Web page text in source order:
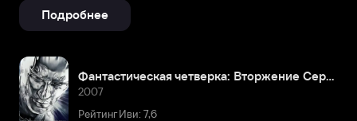
Подробнее
Фантастическая четверка: Вторжение Серебряного серфера
2007
Рейтинг Иви: 7,6